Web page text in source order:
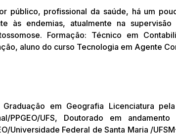
público, profissional da saúde, há um
às endemias, atualmente na
Formação: Técnico em
aluno do curso Tecnologia em Agente
Graduação em Geografia Licenciatura
PPGEO/UFS, Doutorado em
Universidade Federal de Santa Maria /